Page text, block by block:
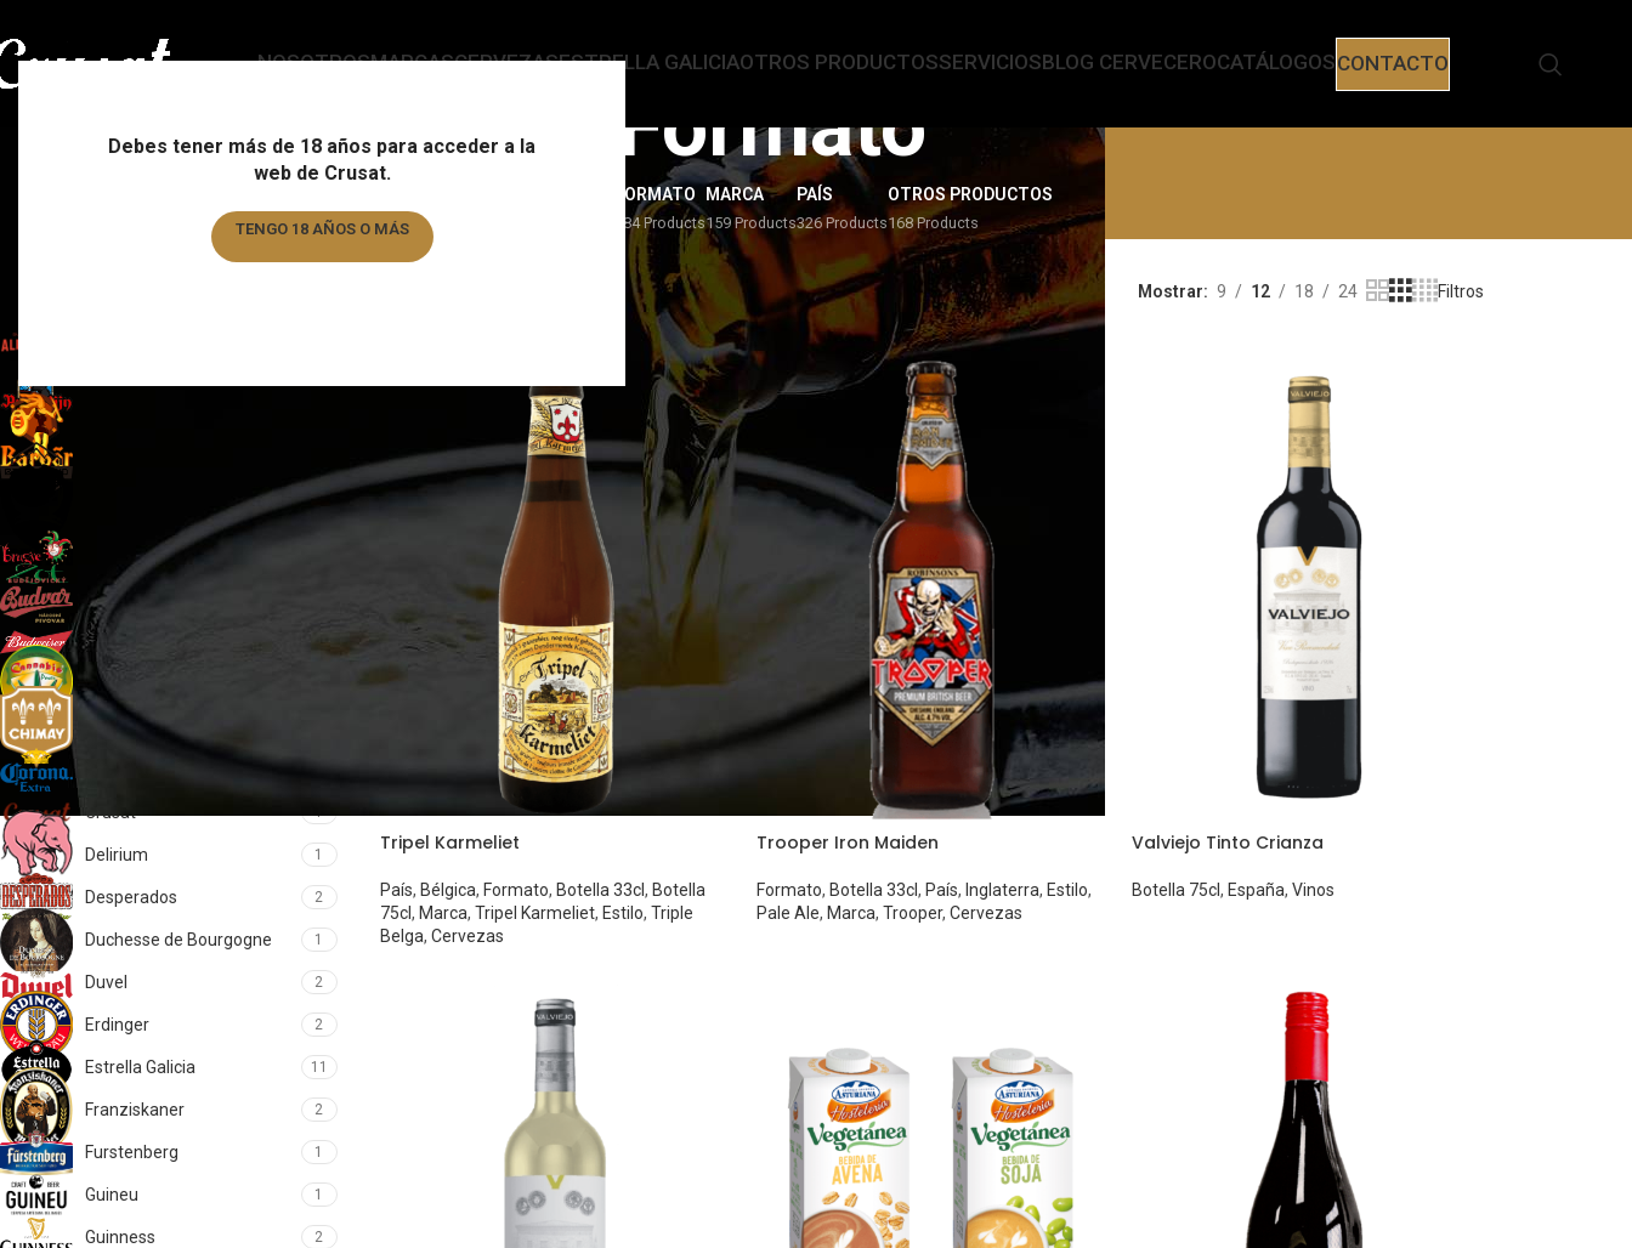
Debes tener más de 18 años para acceder a la
web de Crusat.
TENGO 18 AÑOS O MÁS
NOSOTROSMARCASCERVEZASESTRELLA GALICIAOTROS PRODUCTOSSERVICIOSBLOG CERVECEROCATÁLOGOSCONTACTO
Formato
178 Products
FORMATO
284 Products
MARCA
159 Products
PAÍS
326 Products
OTROS PRODUCTOS
168 Products
Augustijn 1
6
Brugse Zot
Budejovicky Budvar
Budweiser 1
Cannabis
Chimay
1
Crusat 1
Delirium 1
Desperados 2
Duchesse de Bourgogne 1
Duvel 2
Erdinger 2
Estrella Galicia 11
Franziskaner 2
Furstenberg 1
Guineu 1
Guinness 2
Mostrar 9 12 18 24 Filtros
Tripel Karmeliet
País, Bélgica, Formato, Botella 33cl, Botella
75cl, Marca, Tripel Karmeliet, Estilo, Triple
Belga, Cervezas
Trooper Iron Maiden
Formato, Botella 33cl, País, Inglaterra, Estilo,
Pale Ale, Marca, Trooper, Cervezas
Valviejo Tinto Crianza
Botella 75cl, España, Vinos